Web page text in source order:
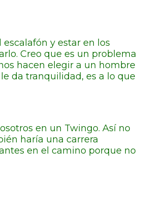
y estar en los
Creo que es un problema
hacen elegir a un hombre
da tranquilidad, es a lo que
en un Twingo. Así no
haría una carrera
en el camino porque no